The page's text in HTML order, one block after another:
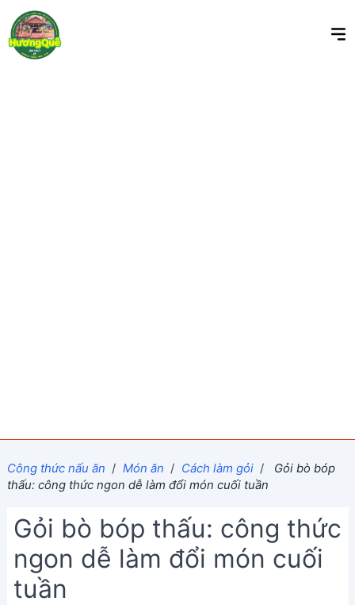
Công thức nấu ăn / Món ăn / Cách làm gỏi /
Gỏi bò bóp
thấu: công thức ngon dễ làm đổi món cuối tuần
Gỏi bò bóp thấu: công thức
ngon dễ làm đổi món cuối
tuần